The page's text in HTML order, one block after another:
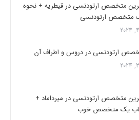
متخصص ارتودنسی در قیطریه + نحوه
متخصص ارتودنسی
ارتودنسی در دروس و اطراف آن
متخصص ارتودنسی در میرداماد +
یک متخصص خوب